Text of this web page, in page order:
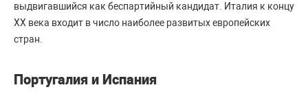
выдвигавшийся как беспартийный кандидат. Италия к концу
ХХ века входит в число наиболее развитых европейских
стран.
Португалия и Испания